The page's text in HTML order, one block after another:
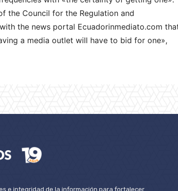
the Council for the Regulation and
the news portal Ecuadorinmediato.com
a media outlet will have to bid for one»,
e integridad de la información para fortalecer